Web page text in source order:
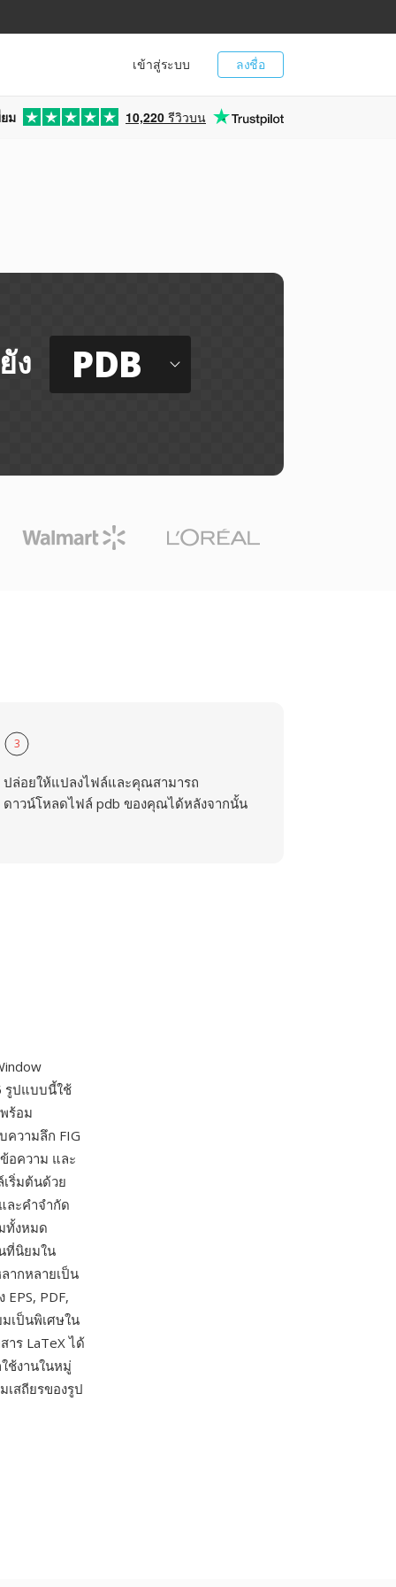
ลงชื่อ
เข้าสู่ระบบ
ม 10,220 รีวิวบน
ง PDB
3
ปล่อยให้แปลงไฟล์และคุณสามารถ
ดาวน์โหลดไฟล์ pdb ของคุณได้หลังจากนั้น
รูปแบบนี้ใช้
ร้อม
ความลึก FIG
อความ และ
ริ่มต้นด้วย
ละคำจำกัด
ทั้งหมด
ที่นิยมใน
ากหลายเป็น
PDF,
เป็นพิเศษใน
ร LaTeX ได้
ช้งานในหมู่
สถียรของรูป